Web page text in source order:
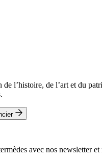
de l’histoire, de l’art et du
avec nos newsletter et